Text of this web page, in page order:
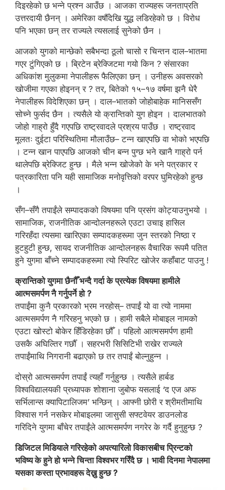
दिइरहेको छ भन्ने प्रश्न आउँछ । आजका राज्यहरू जनताप्रति
उत्तरदायी छैनन् । अमेरिका वर्षौँदेखि युद्ध लडिरहेको छ । विरोध
पनि भएका छन् तर राज्यले त्यसलाई सुनेको छैन ।
आजको युगको मान्छेको सबैभन्दा ठूलो चासो र चिन्तन दाल–भातमा
गएर टुंगिएको छ । ब्रिटेन ब्रेक्जिटमा गयो किन ? संसारका
अधिकांश मुलुकमा नेपालीहरू फैलिएका छन् । उनीहरू अवसरको
खोजीमा गएका होइनन् र ? तर, बितेको १५–१७ वर्षमा झनै धेरै
नेपालीहरू विदेशिएका छन् । दाल–भातको जोहोबाहेक मानिससँग
सोच्ने फुर्सद छैन । त्यसैले यो क्रान्तिको युग होइन । दालभातको
जोहो गाह्रो हुँदै गएपछि राष्ट्रवादले प्रश्रय पाउँछ । राष्ट्रवाद
मूलतः दुईटा परिस्थितिमा मौलाउँछ– टन्न खाएपछि वा भोको भएपछि
। टन्न खान पाएपछि आजको चीन बन्न पुग्छ भने खानै गाह्रो पर्न
थालेपछि ब्रेक्जिट हुन्छ । मैले भन्न खोजेको के भने पत्रकार र
पत्रकारिता पनि यही सामाजिक मनोवृत्तिको वरपर घुमिरहेको हुन्छ
।
सँग–सँगै तपाईंले सम्पादकको विषयमा पनि प्रसंग कोट्याउनुभयो ।
सामाजिक, राजनीतिक आन्दोलनहरूले एउटा उचाइ हासिल
गरिरहँदा त्यसमा खारिएका सम्पादकहरूमा जुन स्तरको निष्ठा र
हुटहुटी हुन्छ, सायद राजनीतिक आन्दोलनहरू वैचारिक रूपमै पतित
हुने युगमा बाँच्ने सम्पादकहरूमा त्यो स्पिरिट खोजेर कहाँबाट पाउनु !
क्रान्तिको युगमा छैनौँ भन्दै गर्दा के प्रत्येक विषयमा हामीले
आत्मसमर्पण नै गर्नुपर्ने हो ?
तपाईंमा कुनै प्रकारको भ्रम नरहोस्– तपाईं यो वा त्यो नाममा
आत्मसमर्पण नै गरिरहनु भएको छ । हामी सबैले मोबाइल नामको
एउटा खोस्टो बोकेर हिँडिरहेका छौँ । पहिलो आत्मसमर्पण हामी
उसकै अघिल्तिर गर्छौँ । सहरभरी सिसिटिभी राखेर राज्यले
तपाईंमाथि निगरानी बढाएको छ तर तपाईं बोल्नुहुन्न ।
दोस्रो आत्मसमर्पण तपाईं त्यहाँ गर्नुहुन्छ । त्यसैले हार्बड
विश्वविद्यालयकी प्रध्यापक शोशाना जुबोफ यसलाई ‘द एज अफ
सर्भिलान्स क्यापिटालिजम’ भन्छिन् । आफ्नी छोरी र श्रीमतीमाथि
विश्वास गर्न नसकेर मोबाइलमा जासुसी सफ्टवेयर डाउनलोड
गरिदिने युगमा बाँचेर तपाईंले आत्मसमर्पण नगरेर के गर्दै हुनुहुन्छ ?
डिजिटल मिडियाले गरिरहेको अपत्यारिलो विकासबीच प्रिन्टको
भविष्य के हुने हो भन्ने चिन्ता विश्वभर गरिँदै छ । भावी दिनमा नेपालमा
यसका कस्ता प्रभावहरू देख्नु हुन्छ ?